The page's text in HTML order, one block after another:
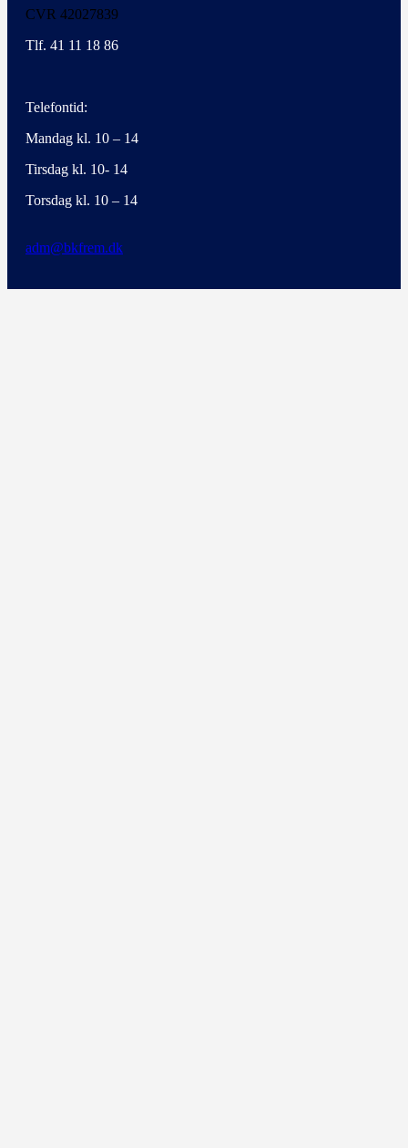
CVR 42027839
Tlf. 41 11 18 86
Telefontid:
Mandag kl. 10 – 14
Tirsdag kl. 10- 14
Torsdag kl. 10 – 14
adm@bkfrem.dk